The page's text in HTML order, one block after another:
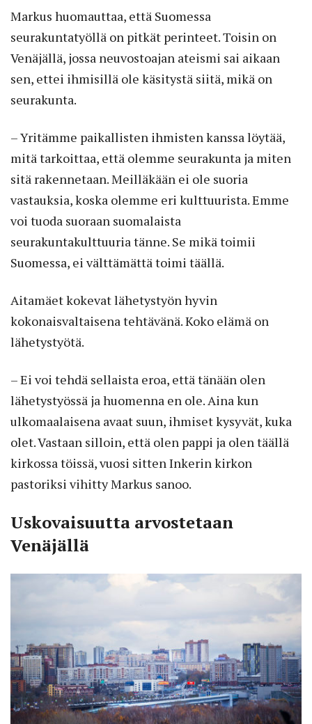
Markus huomauttaa, että Suomessa
seurakuntatyöllä on pitkät perinteet. Toisin on
Venäjällä, jossa neuvostoajan ateismi sai aikaan
sen, ettei ihmisillä ole käsitystä siitä, mikä on
seurakunta.
– Yritämme paikallisten ihmisten kanssa löytää,
mitä tarkoittaa, että olemme seurakunta ja miten
sitä rakennetaan. Meilläkään ei ole suoria
vastauksia, koska olemme eri kulttuurista. Emme
voi tuoda suoraan suomalaista
seurakuntakulttuuria tänne. Se mikä toimii
Suomessa, ei välttämättä toimi täällä.
Aitamäet kokevat lähetystyön hyvin
kokonaisvaltaisena tehtävänä. Koko elämä on
lähetystyötä.
– Ei voi tehdä sellaista eroa, että tänään olen
lähetystyössä ja huomenna en ole. Aina kun
ulkomaalaisena avaat suun, ihmiset kysyvät, kuka
olet. Vastaan silloin, että olen pappi ja olen täällä
kirkossa töissä, vuosi sitten Inkerin kirkon
pastoriksi vihitty Markus sanoo.
Uskovaisuutta arvostetaan
Venäjällä